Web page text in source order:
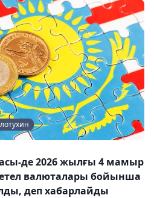
де 2026 жылғы 4 мамыр
валюталары бойынша
деп хабарлайды